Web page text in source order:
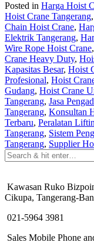
Posted in Harga Hoist
Hoist Crane Tangerang,
Chain Hoist Crane,
Elektrik Tangerang,
Wire Rope Hoist Crane,
Crane Heavy Duty,
Kapasitas Besar, Hoist
Profesional, Hoist
Gudang, Hoist Crane
Tangerang, Jasa
Tangerang, Konsultan
Terbaru, Peralatan
Tangerang, Sistem
Tangerang, Supplier
Kawasan Ruko
Cikupa, Tangerang-
021-5964 3981
Sales Mobile Phone